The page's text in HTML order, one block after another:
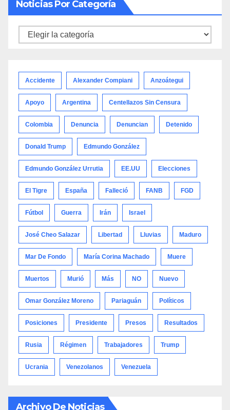
Noticias Por Categoría
Noticias
Accidente Alexander Compiani Anzoátegui
Apoyo Argentina Centellazos Sin Censura
Colombia Denuncia Denuncian Detenido
Donald Trump Edmundo González
Edmundo González Urrutia EE.UU Elecciones
El Tigre España Falleció FANB FGD
Fútbol Guerra Irán Israel
José Cheo Salazar Libertad Lluvias Maduro
Mar De Fondo María Corina Machado Muere
Muertos Murió Más NO Nuevo
Omar González Moreno Pariaguán Políticos
Posiciones Presidente Presos Resultados
Rusia Régimen Trabajadores Trump
Ucrania Venezolanos Venezuela
Archivo De Noticias